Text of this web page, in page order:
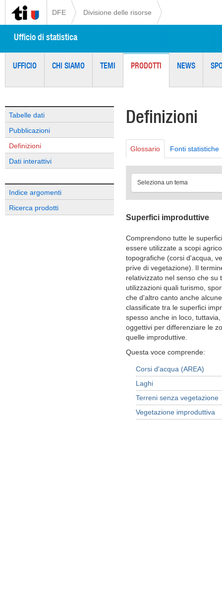
DFE Divisione delle risorse
Ufficio di statistica
UFFICIO CHI SIAMO TEMI PRODOTTI NEWS
Tabelle dati
Pubblicazioni
Definizioni
Dati interattivi
Indice argomenti
Ricerca prodotti
Definizioni
Glossario Fonti statistiche
Seleziona un tema
Superfici improduttive
Comprendono tutte le
essere utilizzate a scopi
topografiche (corsi d'acqua,
prive di vegetazione). Il
relativizzato nel senso che su
utilizzazioni quali turismo,
che d'altro canto anche
classificate tra le superfici
spesso anche in loco,
oggettivi per differenziare le
quelle improduttive.
Questa voce comprende:
Corsi d'acqua (AREA)
Laghi
Terreni senza vegetazione
Vegetazione improduttiva